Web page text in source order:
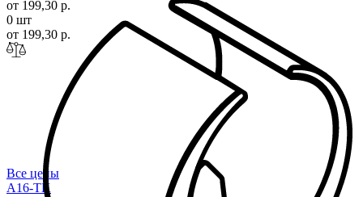
от 199,30 р.
0 шт
от 199,30 р.
Все цены
A16-TK